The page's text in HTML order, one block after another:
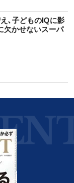
､子どものIQに影
かせないスーパ